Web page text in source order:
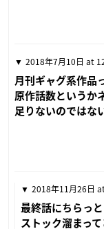
2018年7月10日 at
月刊ギャグ系作品
原作話数というか
足りないのではな
2018年11月26日
最終話にちらっ
ストック溜まっ